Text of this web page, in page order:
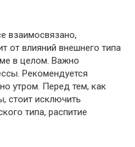
взаимосвязано,
от влияний внешнего типа
в целом. Важно
Рекомендуется
утром. Перед тем, как
стоит исключить
типа, распитие